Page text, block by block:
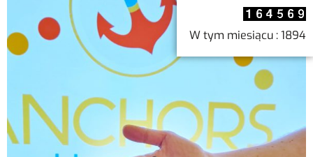
W tym miesiącu : 1894